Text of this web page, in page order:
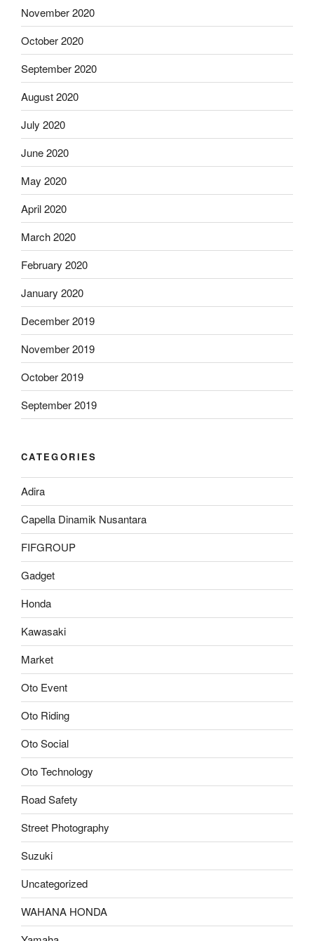
November 2020
October 2020
September 2020
August 2020
July 2020
June 2020
May 2020
April 2020
March 2020
February 2020
January 2020
December 2019
November 2019
October 2019
September 2019
CATEGORIES
Adira
Capella Dinamik Nusantara
FIFGROUP
Gadget
Honda
Kawasaki
Market
Oto Event
Oto Riding
Oto Social
Oto Technology
Road Safety
Street Photography
Suzuki
Uncategorized
WAHANA HONDA